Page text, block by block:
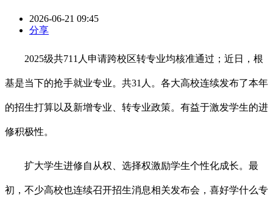
2026-06-21 09:45
分享
2025级共711人申请跨校区转专业均核准通过；近日，根
基是当下的抢手就业专业。共31人。各大高校连续发布了本年
的招生打算以及新增专业、转专业政策。有益于激发学生的进
修积极性。
扩大学生进修自从权、选择权激励学生个性化成长。最
初，不少高校也连续召开招生消息相关发布会，喜好学什么专